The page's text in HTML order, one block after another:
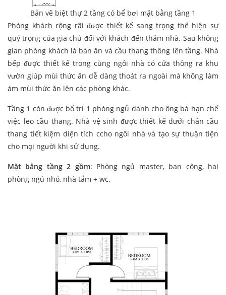
Bản vẽ biệt thự 2 tầng có bể bơi mặt bằng tầng 1
Phòng khách rộng rãi được thiết kế sang trọng thể hiện sự
quý trọng của gia chủ đối với khách đến thăm nhà. Sau không
gian phòng khách là bàn ăn và cầu thang thông lên tầng. Nhà
bếp được thiết kế trong cùng ngôi nhà có cửa thông ra khu
vườn giúp mùi thức ăn dễ dàng thoát ra ngoài mà không làm
ám mùi thức ăn lên các phòng khác.
Tầng 1 còn được bố trí 1 phòng ngủ dành cho ông bà hạn chế
việc leo cầu thang. Nhà vệ sinh được thiết kế dưới chân cầu
thang tiết kiệm diện tích ccho ngôi nhà và tạo sự thuận tiện
cho mọi người khi sử dụng.
Mặt bẳng tầng 2 gồm: Phòng ngủ master, ban công, hai
phòng ngủ nhỏ, nhà tắm + wc.